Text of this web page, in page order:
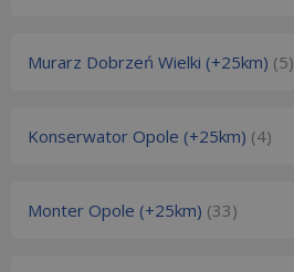
Murarz Dobrzeń Wielki (+25km) (5)
Konserwator Opole (+25km) (4)
Monter Opole (+25km) (33)